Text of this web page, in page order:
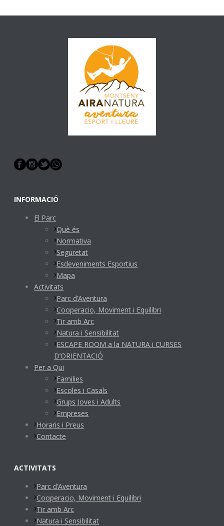
INFORMACIÓ
El Parc
Què és
Normativa
Seguretat
Esdeveniments Esportius
Mapa
Activitats
Parc d’Aventura
Cooperacio, Moviment i Equilibri
Tir amb Arc
Natura i Sensibilitat
ESCAPE ROOM a la NATURA i CURSES
D’ORIENTACIÓ
Per a Qui
Families
Escoles i Casals
Grups Joves i Adults
Empreses
Horaris i Preus
Contacte
ACTIVITATS
Parc d’Aventura
Cooperacio, Moviment i Equilibri
Tir amb Arc
Natura i Sensibilitat